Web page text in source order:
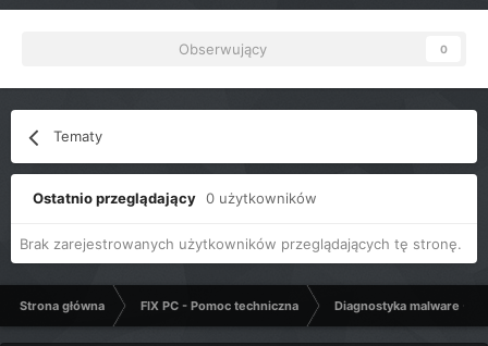
Obserwujący 0
Tematy
Ostatnio przeglądający 0 użytkowników
Brak zarejestrowanych użytkowników przeglądających tę stronę.
Strona główna FIX PC - Pomoc techniczna Diagnostyka malware -